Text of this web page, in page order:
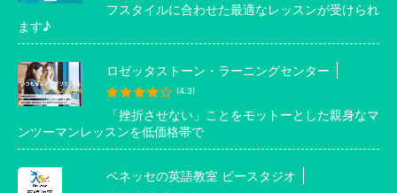
フスタイルに合わせた最適なレッスンが受けられ
ます♪
ロゼッタストーン・ラーニングセンター
(4.3)
「挫折させない」ことをモットーとした親身なマ
ンツーマンレッスンを低価格帯で
ベネッセの英語教室 ビースタジオ